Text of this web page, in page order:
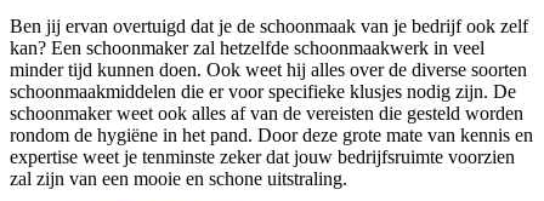
Ben jij ervan overtuigd dat je de schoonmaak van je bedrijf ook zelf
kan? Een schoonmaker zal hetzelfde schoonmaakwerk in veel
minder tijd kunnen doen. Ook weet hij alles over de diverse soorten
schoonmaakmiddelen die er voor specifieke klusjes nodig zijn. De
schoonmaker weet ook alles af van de vereisten die gesteld worden
rondom de hygiëne in het pand. Door deze grote mate van kennis en
expertise weet je tenminste zeker dat jouw bedrijfsruimte voorzien
zal zijn van een mooie en schone uitstraling.